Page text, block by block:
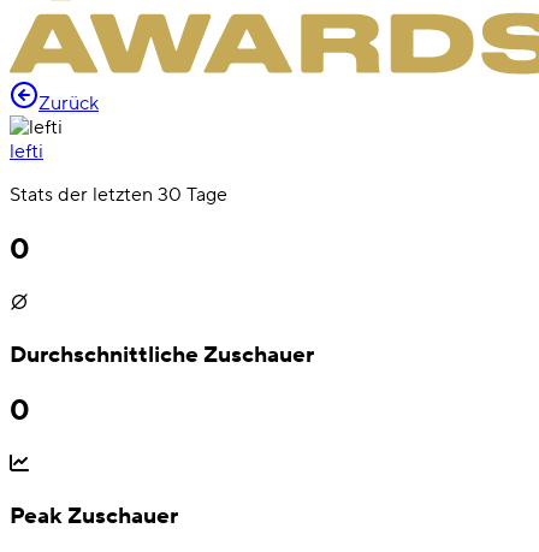
Zurück
lefti
Stats der letzten 30 Tage
0
Durchschnittliche Zuschauer
0
Peak Zuschauer